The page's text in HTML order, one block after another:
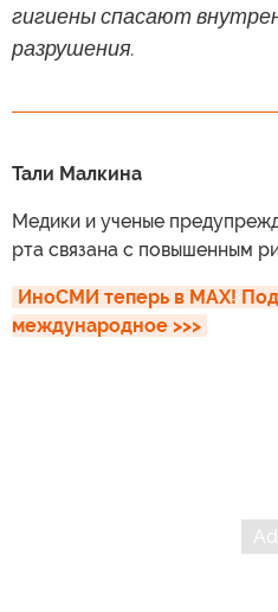
гигиены спасают
разрушения.
Тали Малкина
Медики и ученые
рта связана с повышенным
ИноСМИ теперь в MAX!
международное >>>